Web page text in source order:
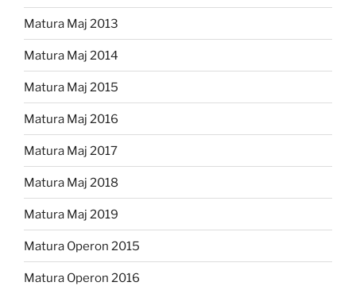
Matura Maj 2013
Matura Maj 2014
Matura Maj 2015
Matura Maj 2016
Matura Maj 2017
Matura Maj 2018
Matura Maj 2019
Matura Operon 2015
Matura Operon 2016